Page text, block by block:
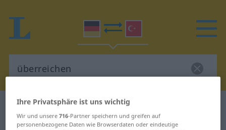
Deutsch-Türkisch Wörterbuch
Deutsch-Türkisch Übersetzung für
Ihre Privatsphäre ist uns wichtig
Wir und unsere716-Partner speichern und greifen auf
personenbezogene Daten wie Browserdaten oder eindeutige